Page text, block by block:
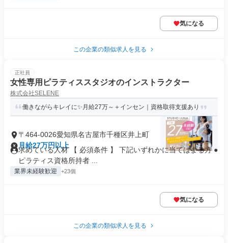
気になる
この企業の類似求人を見る
正社員
女性専用ピラティススタジオのインストラクター
株式会社SELENE
働きながらキレイに✨月給27万～＋インセン｜資格取得支援あり
〒464-0026愛知県名古屋市千種区井上町
月給27万円以上
求めている人材 【 必須条件 】 下記いずれかに当てはまる方 ●
ピラティス資格所持者 ...
業界未経験歓迎 +23個
気になる
この企業の類似求人を見る